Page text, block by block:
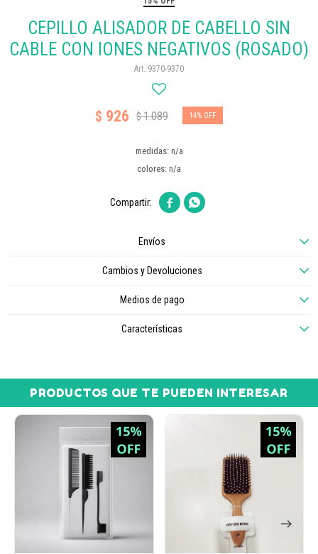
CEPILLO ALISADOR DE CABELLO SIN
CABLE CON IONES NEGATIVOS (ROSADO)
9370-9370
$ 926 $1.089 14
medidas: n/a
colores: n/a
 
Envíos
Cambios y Devoluciones
Medios de pago
Características
PRODUCTOS QUE TE PUEDEN INTERESAR